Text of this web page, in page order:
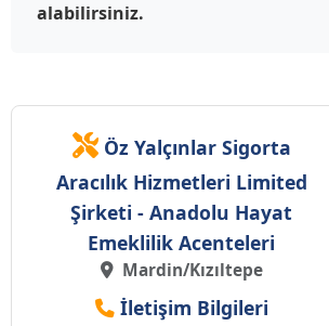
alabilirsiniz.
Öz Yalçınlar Sigorta
Aracılık Hizmetleri Limited
Şirketi - Anadolu Hayat
Emeklilik Acenteleri
Mardin/Kızıltepe
İletişim Bilgileri